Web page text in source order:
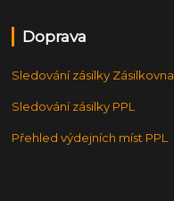
Doprava
Sledování zásilky Zásilkovna
Sledování zásilky PPL
Přehled výdejních míst PPL